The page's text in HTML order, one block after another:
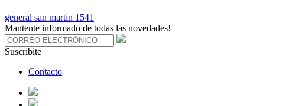
general san martin 1541
Mantente informado de todas las novedades!
Suscribite
Contacto